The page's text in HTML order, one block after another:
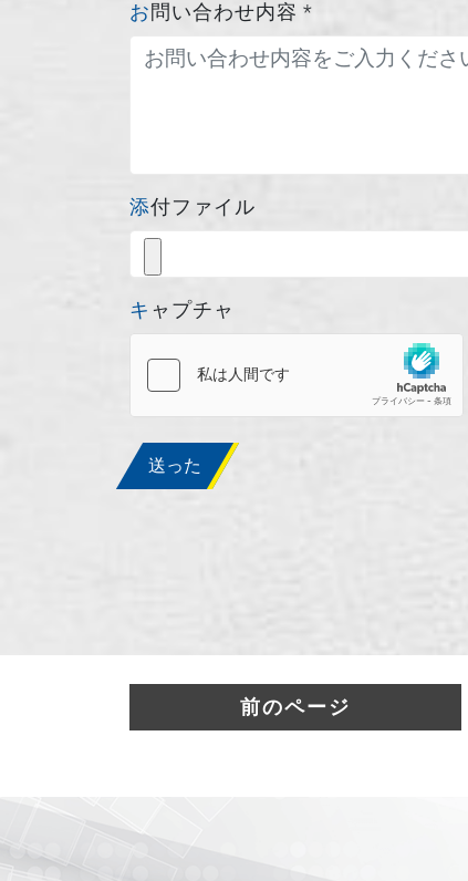
お問い合わせ内容 *
添付ファイル
キャプチャ
送った
前のページ